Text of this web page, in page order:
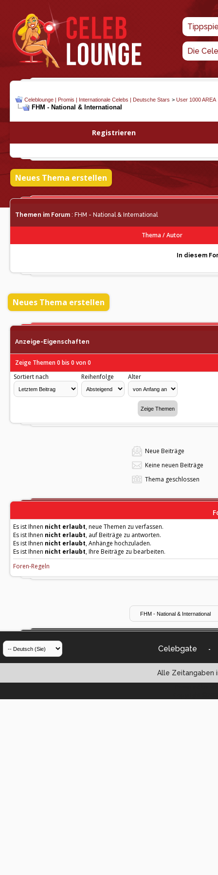
Die
Celeblounge | Promis | Internationale Celebs | Deutsche Stars > User 1000 AREA
FHM - National & International
Registrieren
Neues Thema erstellen
Themen im Forum : FHM - National & International
Thema/Autor
In diesem
Neues Thema erstellen
Anzeige-Eigenschaften
Zeige Themen 0 bis 0 von 0
Sortiert nach
Reihenfolge Alter
Neue Beiträge
Keine neuen Beiträge
Thema geschlossen
Es ist Ihnen nicht erlaubt, neue Themen zu verfassen.
Es ist Ihnen nicht erlaubt, auf Beiträge zu antworten.
Es ist Ihnen nicht erlaubt, Anhänge hochzuladen.
Es ist Ihnen nicht erlaubt, Ihre Beiträge zu bearbeiten.
Foren-Regeln
Celebgate -
Alle Zeitangaben